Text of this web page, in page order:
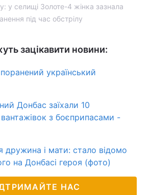
у селищі Золоте-4 жінка зазнала
під час обстрілу
зацікавити новини:
український
Донбас заїхали 10
вантажівок з боєприпасами -
дружина і мати: стало відомо
на Донбасі героя (фото)
НАС